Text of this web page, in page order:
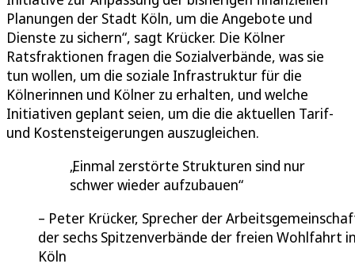
Planungen der Stadt Köln, um die Angebote und
Dienste zu sichern“, sagt Krücker. Die Kölner
Ratsfraktionen fragen die Sozialverbände, was sie
tun wollen, um die soziale Infrastruktur für die
Kölnerinnen und Kölner zu erhalten, und welche
Initiativen geplant seien, um die die aktuellen Tarif-
und Kostensteigerungen auszugleichen.
Einmal zerstörte Strukturen sind nur
schwer wieder aufzubauen
Peter Krücker, Sprecher der
der sechs Spitzenverbände der freien Wohlfahrt
Köln